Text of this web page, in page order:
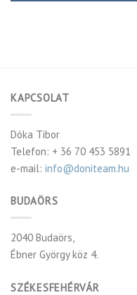
KAPCSOLAT
Dóka Tibor
Telefon: + 36 70 453 5891
e-mail: info@doniteam.hu
BUDAÖRS
2040 Budaörs,
Ébner György köz 4.
SZÉKESFEHÉRVÁR